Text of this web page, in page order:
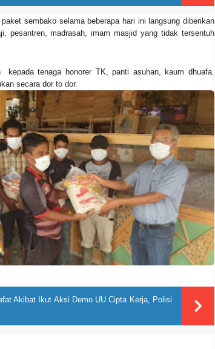
sembako selama beberapa hari ini langsung diberikan
pesantren, madrasah, imam masjid yang tidak tersentuh
kepada tenaga honorer TK, panti asuhan, kaum dhuafa.
secara dor to dor.
Akibat Ikut Aksi Demo UU Cipta Kerja, Polisi